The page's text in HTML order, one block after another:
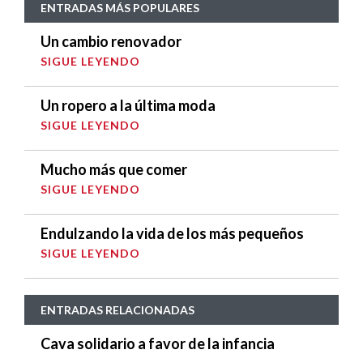
ENTRADAS MÁS POPULARES
Un cambio renovador
SIGUE LEYENDO
Un ropero a la última moda
SIGUE LEYENDO
Mucho más que comer
SIGUE LEYENDO
Endulzando la vida de los más pequeños
SIGUE LEYENDO
ENTRADAS RELACIONADAS
Cava solidario a favor de la infancia